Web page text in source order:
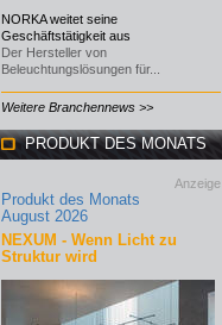
NORKA weitet seine
Geschäftstätigkeit aus
Der Hersteller von
Beleuchtungslösungen für...
Weitere Branchennews >>
PRODUKT DES MONATS
Anzeige
Produkt des Monats
August 2026
NEXUM - Wenn Licht zu
Struktur wird